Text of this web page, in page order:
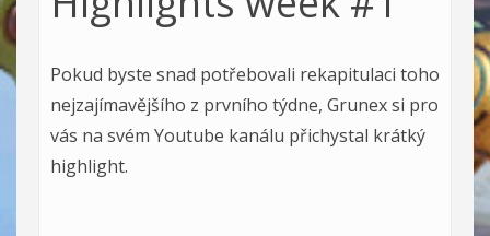
Pokud byste snad potřebovali rekapitulaci toho
nejzajímavějšího z prvního týdne, Grunex si pro
vás na svém Youtube kanálu přichystal krátký
highlight.